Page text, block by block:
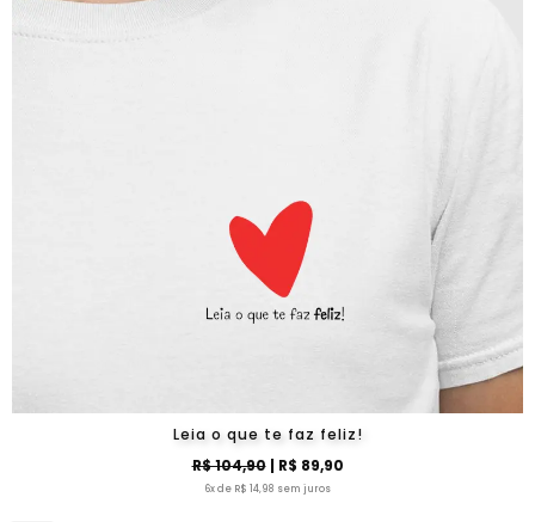
Leia o que te faz feliz!
R$ 104,90| R$ 89,90
6x de R$ 14,98 sem juros